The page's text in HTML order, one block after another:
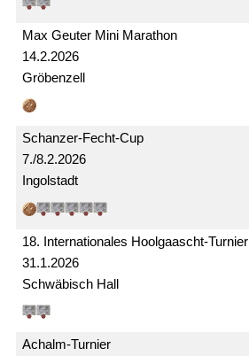
14.2.2026
Max Geuter Mini Marathon
Gröbenzell
7./8.2.2026
Schanzer-Fecht-Cup
Ingolstadt
31.1.2026
18. Internationales Hoolgaascht-Turnier
Schwäbisch Hall
Achalm-Turnier